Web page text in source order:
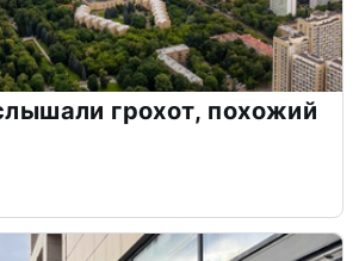
грохот, похожий